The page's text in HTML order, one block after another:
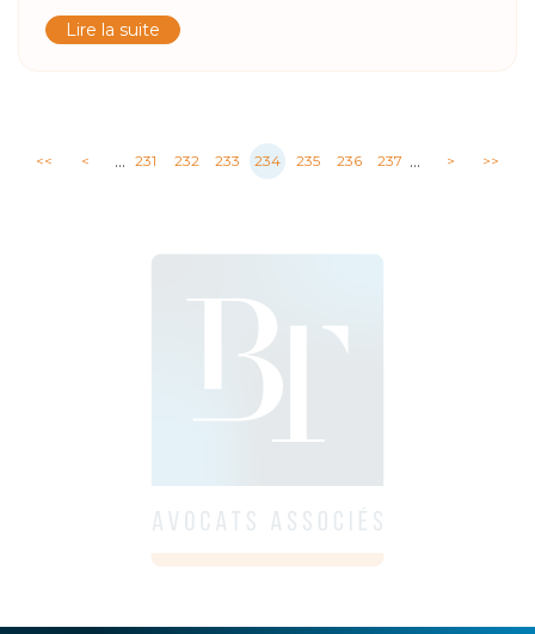
Lire la suite
<< < ... 231 232 233 234 235 236 237 ... > >>